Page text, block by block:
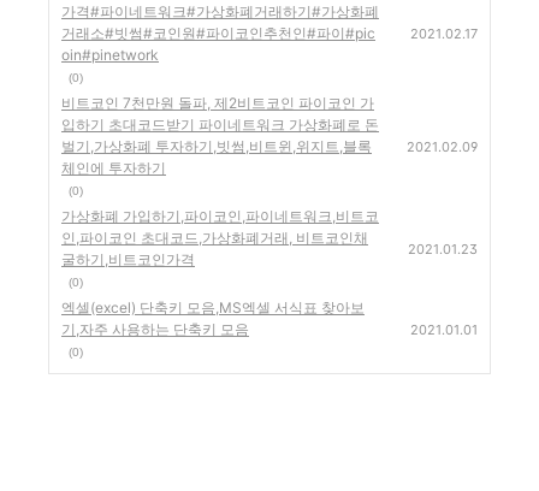
가격#파이네트워크#가상화폐거래하기#가상화폐
거래소#빗썸#코인원#파이코인추천인#파이#pic
oin#pinetwork
(0)
2021.02.17
비트코인 7천만원 돌파, 제2비트코인 파이코인 가
입하기 초대코드받기 파이네트워크 가상화폐로 돈
벌기,가상화폐 투자하기,빗썸,비트윈,위지트,블록
체인에 투자하기
(0)
2021.02.09
가상화폐 가입하기,파이코인,파이네트워크,비트코
인,파이코인 초대코드,가상화폐거래, 비트코인채
굴하기,비트코인가격
(0)
2021.01.23
엑셀(excel) 단축키 모음,MS엑셀 서식표 찾아보
기,자주 사용하는 단축키 모음
(0)
2021.01.01